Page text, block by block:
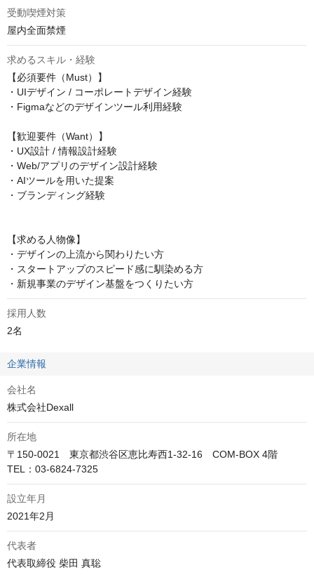
受動喫煙対策
屋内全面禁煙
求めるスキル・経験
【必須要件（Must）】
・UIデザイン / コーポレートデザイン経験
・Figmaなどのデザインツール利用経験
【歓迎要件（Want）】
・UX設計 / 情報設計経験
・Web/アプリのデザイン設計経験
・AIツールを用いた提案
・ブランディング経験
【求める人物像】
・デザインの上流から関わりたい方
・スタートアップのスピード感に馴染める方
・新規事業のデザイン基盤をつくりたい方
採用人数
2名
企業情報
会社名
株式会社Dexall
所在地
〒150-0021　東京都渋谷区恵比寿西1-32-16　COM-BOX 4階
TEL：03-6824-7325
設立年月
2021年2月
代表者
代表取締役 柴田 真聡